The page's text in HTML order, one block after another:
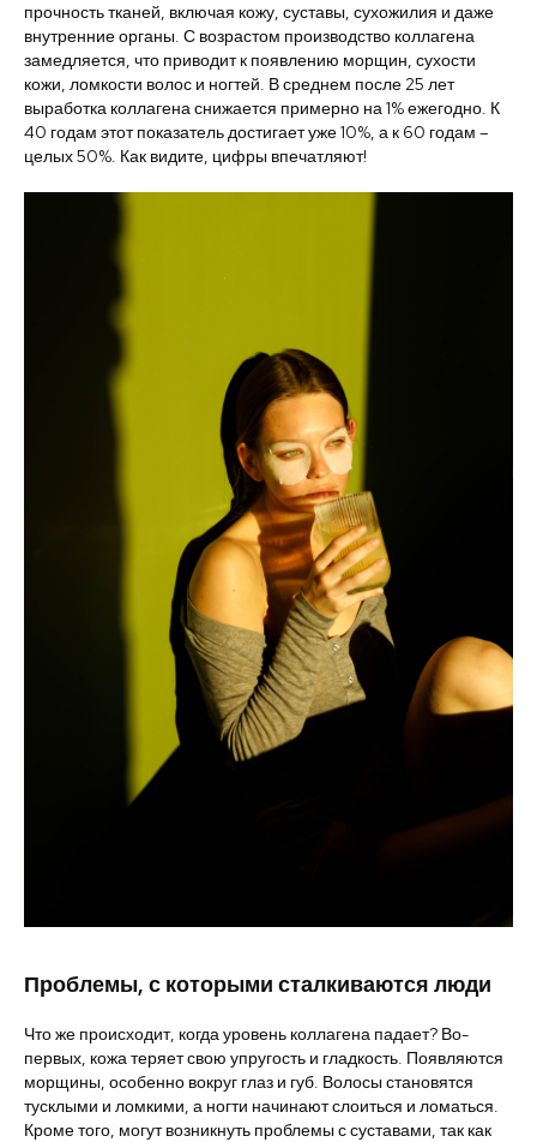
прочность тканей, включая кожу, суставы, сухожилия и даже
внутренние органы. С возрастом производство коллагена
замедляется, что приводит к появлению морщин, сухости
кожи, ломкости волос и ногтей. В среднем после 25 лет
выработка коллагена снижается примерно на 1% ежегодно. К
40 годам этот показатель достигает уже 10%, а к 60 годам –
целых 50%. Как видите, цифры впечатляют!
Проблемы, с которыми сталкиваются люди
Что же происходит, когда уровень коллагена падает? Во-
первых, кожа теряет свою упругость и гладкость. Появляются
морщины, особенно вокруг глаз и губ. Волосы становятся
тусклыми и ломкими, а ногти начинают слоиться и ломаться.
Кроме того, могут возникнуть проблемы с суставами, так как